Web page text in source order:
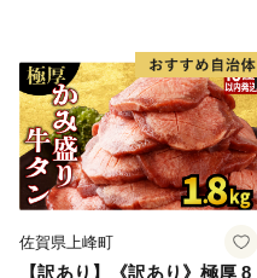
厚切り タン
佐賀県上峰町
【訳あり】《訳あり》極厚 8